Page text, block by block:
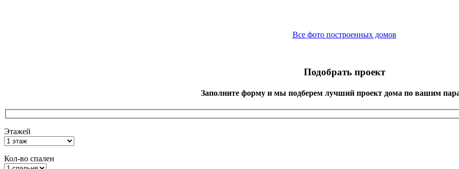
Все фото построенных домов
Подобрать проект
Заполните форму и мы подберем лучший проект дома по вашим
Этажей
Кол-во спален